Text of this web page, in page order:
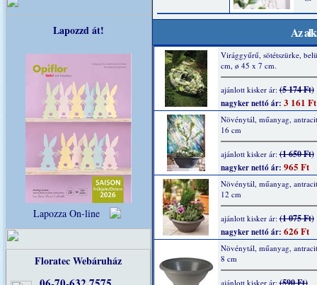
Lapozzd át!
Lapozza On-line
Floratec Webáruház
Az
Virággyűrű, sötétszürke,
cm, ø 45 x 7 cm.
ajánlott kisker ár:(5 174 Ft)
nagyker nettó ár: 3 161 Ft
Növénytál, műanyag,
16 cm
ajánlott kisker ár:(1 650 Ft)
nagyker nettó ár: 965 Ft
Növénytál, műanyag,
12 cm
ajánlott kisker ár:(1 075 Ft)
nagyker nettó ár: 626 Ft
Növénytál, műanyag,
8 cm
ajánlott kisker ár:(590 Ft)